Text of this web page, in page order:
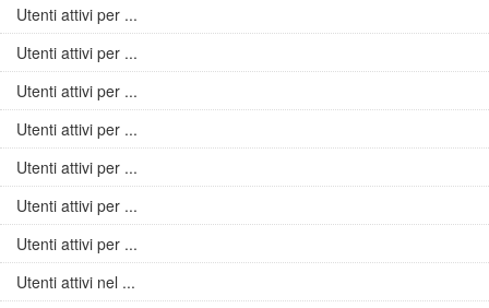
Utenti attivi per ...
Utenti attivi per ...
Utenti attivi per ...
Utenti attivi per ...
Utenti attivi per ...
Utenti attivi per ...
Utenti attivi per ...
Utenti attivi nel ...